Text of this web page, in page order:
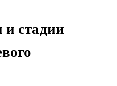
стадии